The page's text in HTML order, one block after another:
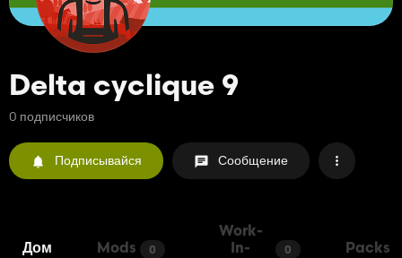
Delta cyclique 9
0 подписчиков
Подписывайся Сообщение
Дом Mods 0
Work-
In-
0 Packs